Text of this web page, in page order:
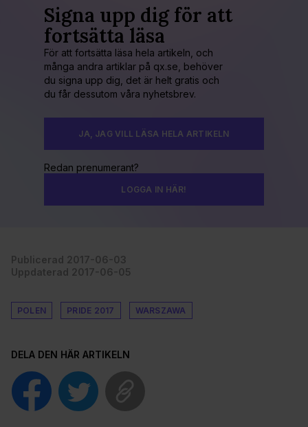
information som du har tillhandahållit eller som de har
samlat in när du har använt deras tjänster. Du godkänner
våra cookies vid fortsatt användande av vår webbplats.
Signa upp dig för att
fortsätta läsa
För att fortsätta läsa hela artikeln, och
många andra artiklar på qx.se, behöver
du signa upp dig, det är helt gratis och
du får dessutom våra nyhetsbrev.
JA, JAG VILL LÄSA HELA ARTIKELN
Redan prenumerant?
LOGGA IN HÄR!
Publicerad 2017-06-03
Uppdaterad 2017-06-05
POLEN PRIDE 2017 WARSZAWA
DELA DEN HÄR ARTIKELN